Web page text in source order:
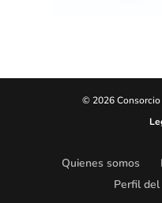
© 2026 Consorcio
Quienes somos
Perfil